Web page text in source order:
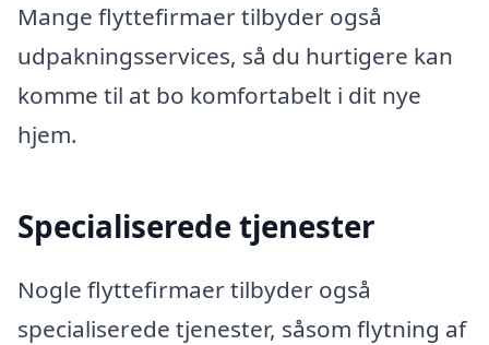
Mange flyttefirmaer tilbyder også
udpakningsservices, så du hurtigere kan
komme til at bo komfortabelt i dit nye
hjem.
Specialiserede tjenester
Nogle flyttefirmaer tilbyder også
specialiserede tjenester, såsom flytning af